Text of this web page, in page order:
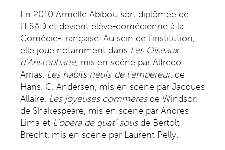
En 2010 Armelle Abibou sort diplômée de
l’ESAD et devient élève-comédienne à la
Comédie-Française. Au sein de l’institution,
elle joue notamment dans Les Oiseaux
d’Aristophane, mis en scène par Alfredo
Arrias, Les habits neufs de l’empereur, de
Hans. C. Andersen, mis en scène par Jacques
Allaire, Les joyeuses commères de Windsor,
de Shakespeare, mis en scène par Andres
Lima et L’opéra de quat’ sous de Bertolt
Brecht, mis en scène par Laurent Pelly.